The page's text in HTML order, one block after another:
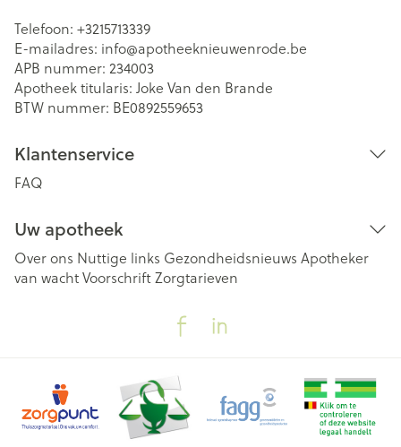
Telefoon: +3215713339
E-mailadres: info@apotheeknieuwenrode.be
APB nummer: 234003
Apotheek titularis: Joke Van den Brande
BTW nummer: BE0892559653
Klantenservice
FAQ
Uw apotheek
Over ons Nuttige links Gezondheidsnieuws Apotheker
van wachtVoorschriftZorgtarieven